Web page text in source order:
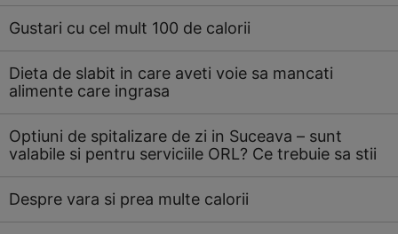
Gustari cu cel mult 100 de calorii
Dieta de slabit in care aveti voie sa mancati
alimente care ingrasa
Optiuni de spitalizare de zi in Suceava – sunt
valabile si pentru serviciile ORL? Ce trebuie sa stii
Despre vara si prea multe calorii